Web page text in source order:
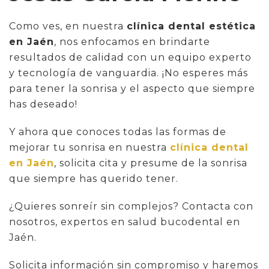
Como ves, en nuestra clínica dental estética
en Jaén, nos enfocamos en brindarte
resultados de calidad con un equipo experto
y tecnología de vanguardia. ¡No esperes más
para tener la sonrisa y el aspecto que siempre
has deseado!
Y ahora que conoces todas las formas de
mejorar tu sonrisa en nuestra clínica dental
en Jaén, solicita cita y presume de la sonrisa
que siempre has querido tener.
¿Quieres sonreír sin complejos? Contacta con
nosotros, expertos en salud bucodental en
Jaén.
Solicita información sin compromiso y haremos